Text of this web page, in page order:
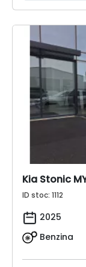
Kia Stonic
ID stoc: 1112
2025
Benzina